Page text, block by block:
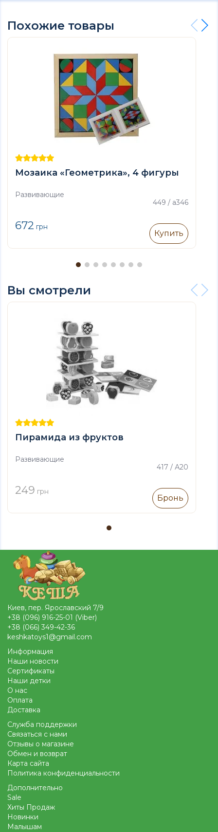
Похожие товары
Мозаика «Геометрика», 4 фигуры
Развивающие
449 / а346
672 грн
Купить
Вы смотрели
Пирамида из фруктов
Развивающие
417 / А20
249 грн
Бронь
Киев, пер. Ярославский 7/9
+38 (096) 916-25-01 (Viber)
+38 (066) 349-42-36
keshkatoys1@gmail.com
Информация
Наши новости
Сертификаты
Наши детки
О нас
Оплата
Доставка
Служба поддержки
Связаться с нами
Отзывы о магазине
Обмен и возврат
Карта сайта
Политика конфиденциальности
Дополнительно
Sale
Хиты Продаж
Новинки
Малышам